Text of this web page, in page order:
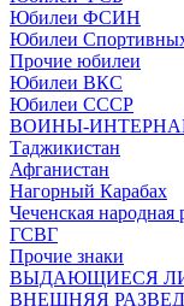
Юбилеи ФСИН
Юбилеи
Прочие юбилеи
Юбилеи ВКС
Юбилеи СССР
ВОИНЫ-
Таджикистан
Афганистан
Нагорный Карабах
Чеченская народная
ГСВГ
Прочие знаки
ВЫДАЮЩИЕСЯ
ВНЕШНЯЯ